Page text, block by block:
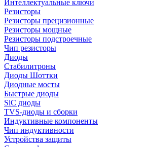
Интеллектуальные ключи
Резисторы
Резисторы прецизионные
Резисторы мощные
Резисторы подстроечные
Чип резисторы
Диоды
Стабилитроны
Диоды Шоттки
Диодные мосты
Быстрые диоды
SiC диоды
TVS-диоды и сборки
Индуктивные компоненты
Чип индуктивности
Устройства защиты